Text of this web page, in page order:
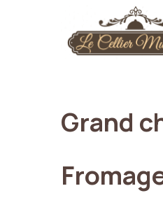
Grand